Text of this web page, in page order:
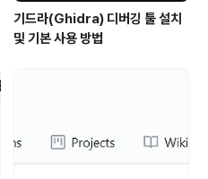
기드라(Ghidra) 디버깅 툴 설치
및 기본 사용 방법